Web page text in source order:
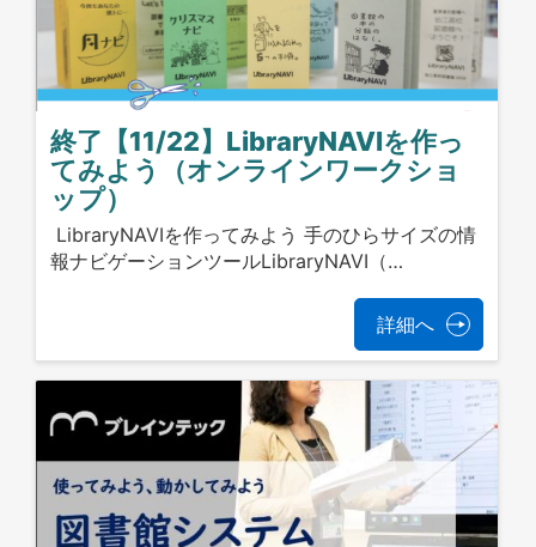
終了【11/22】LibraryNAVIを作っ
てみよう（オンラインワークショ
ップ）
LibraryNAVIを作ってみよう 手のひらサイズの情
報ナビゲーションツールLibraryNAVI（…
詳細へ